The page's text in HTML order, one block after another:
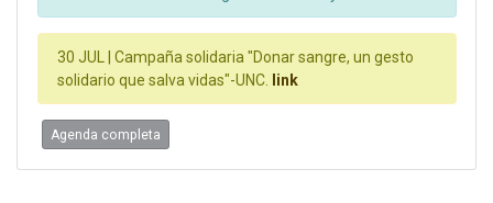
30 JUL |
Campaña solidaria "Donar sangre, un gesto
solidario que salva vidas"-UNC.
link
Agenda completa